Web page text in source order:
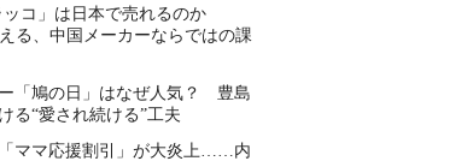
ッコ」は日本で売れるのか
る、中国メーカーならではの課
「鳩の日」はなぜ人気？ 豊島
る“愛され続ける”工夫
ママ応援割引」が大炎上……内